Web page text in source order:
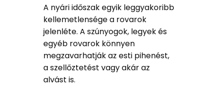
A nyári időszak egyik leggyakoribb
kellemetlensége a rovarok
jelenléte. A szúnyogok, legyek és
egyéb rovarok könnyen
megzavarhatják az esti pihenést,
a szellőztetést vagy akár az
alvást is.